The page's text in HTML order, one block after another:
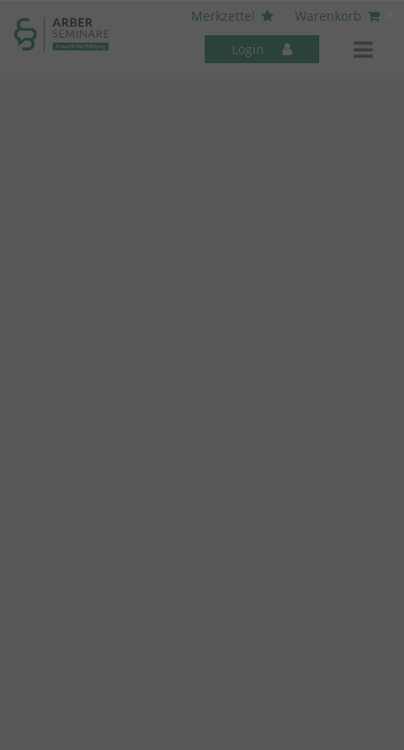
Merkzettel
Warenkorb
Login